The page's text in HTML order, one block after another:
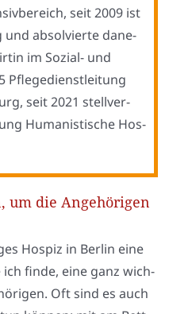
seit 2009 ist
und absol­vier­te dane­
im Sozi­al- und
Pfle­ge­dienst­lei­tung
seit 2021 stell­ver­
Huma­nis­ti­sche Hos­
um die Angehörigen
Hos­piz in Ber­lin eine
ich fin­de, eine ganz wich­
Oft sind es auch